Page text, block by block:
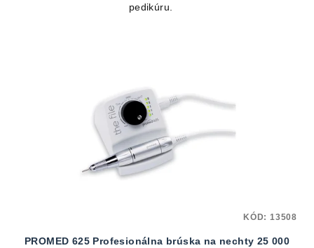
pedikúru.
PROMED 625 Profesionálna brúska na nechty 25 000
KÓD: 13508